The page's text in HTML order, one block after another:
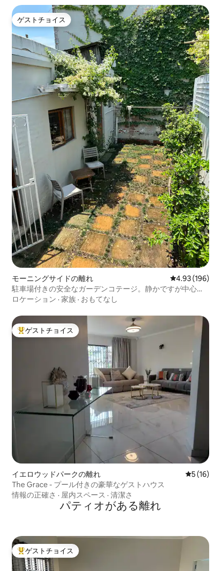
ゲストチョイス
ゲストチョイス
モーニングサイドの離れ レビュー196
4.93 (196)
駐車場付きの安全なガーデンコテージ。静かですが中心部
にあります
ロケーション · 家族 · おもてなし
大好評のゲストチョイスです。
ゲストチョイス
イエロウッドパークの離れ レビュー
5 (16)
The Grace - プール付きの豪華なゲストハウス
情報の正確さ · 屋内スペース · 清潔さ
パティオがある離れ
大好評のゲストチョイスです。
ゲストチョイス